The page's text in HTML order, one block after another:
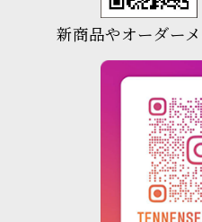
新商品やオーダー